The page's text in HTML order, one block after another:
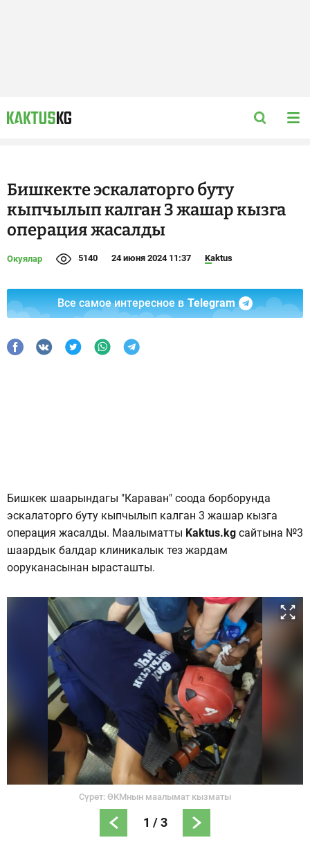
Бишкекте эскалаторго буту
кыпчылып калган 3 жашар кызга
операция жасалды
Окуялар 5140 24 июня 2024 11:37 Kaktus
Все самое интересное в Telegram
Бишкек шаарындагы "Караван" соода борборунда
эскалаторго буту кыпчылып калган 3 жашар кызга
операция жасалды. Маалыматты Kaktus.kg сайтына №3
шаардык балдар клиникалык тез жардам
ооруканасынан ырасташты.
Сүрөт: ӨКМнын маалымат кызматы
1 /3